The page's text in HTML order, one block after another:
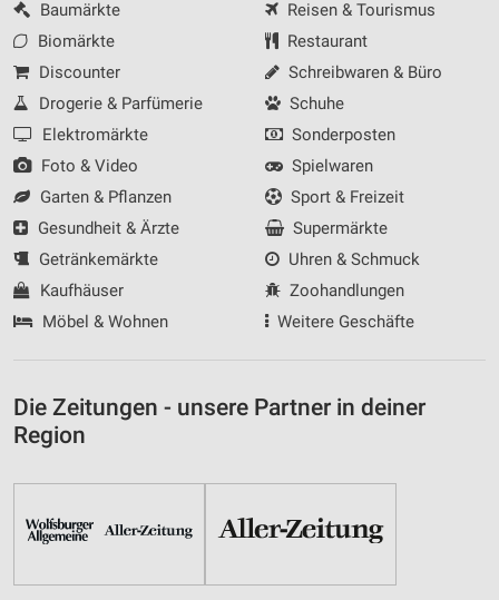
Baumärkte
Biomärkte
Discounter
Drogerie & Parfümerie
Elektromärkte
Foto & Video
Garten & Pflanzen
Gesundheit & Ärzte
Getränkemärkte
Kaufhäuser
Möbel & Wohnen
Reisen & Tourismus
Restaurant
Schreibwaren & Büro
Schuhe
Sonderposten
Spielwaren
Sport & Freizeit
Supermärkte
Uhren & Schmuck
Zoohandlungen
Weitere Geschäfte
Die Zeitungen - unsere Partner in deiner
Region